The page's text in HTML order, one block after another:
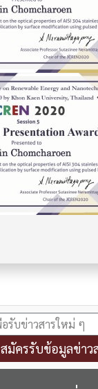
สมัครรับข้อมูลข่าว